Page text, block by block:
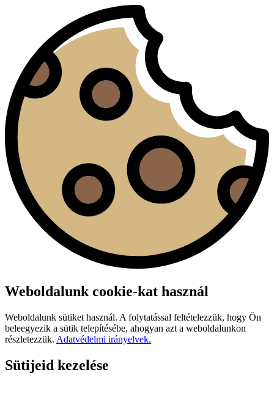
Weboldalunk cookie-kat használ
Weboldalunk sütiket használ. A folytatással feltételezzük, hogy Ön
beleegyezik a sütik telepítésébe, ahogyan azt a weboldalunkon
részletezzük. Adatvédelmi irányelvek.
Sütijeid kezelése